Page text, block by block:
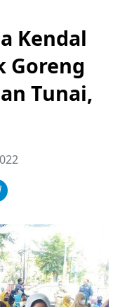
Kendal
Goreng
Tunai,